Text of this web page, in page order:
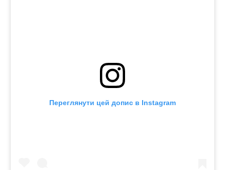
Переглянути цей допис в Instagram